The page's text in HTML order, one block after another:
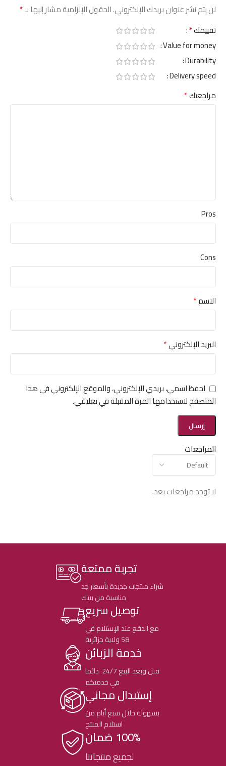
المراجعات
لا توجد مراجعات بعد.
لن يتم نشر عنوان بريدك الإلكتروني.الحقول الإلزامية مشار إليها بـ*
تقييمك*
Value for money
Durability
Delivery speed
مراجعتك*
Pros
Cons
الاسم*
البريد الإلكتروني*
احفظ اسمي، بريدي الإلكتروني، والموقع الإلكتروني في هذا
المتصفح لاستخدامها المرة المقبلة في تعليقي.
تجربة ممتعة
شراء منتجات جديدة بأسعار جد
مناسبة من بيتك
توصيل سريع
مع الدفع عند الإستلام في
58 ولاية جزائرية
خدمة الزبائن
قبل وبعد البيع 24/7 دائما
في خدمتكم
إستبدال مجاني
بسهولة خلال سبع أيام من
استلام المنتج
100% ضمان
لجميع منتجاتنا